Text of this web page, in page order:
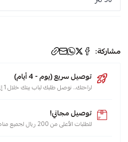
مشاركة:
توصيل سريع (يوم - 4 أيام)
لراحتك.. نوصل طلبك لباب بيتك خلال 1 إلى 4 أيام عمل
توصيل مجاني!
للطلبات الأعلى من 200 ريال لجميع مناطق المملكة